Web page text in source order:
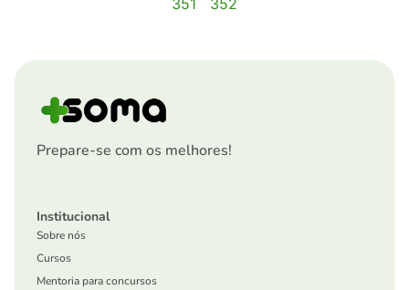
351
352
Prepare-se com os melhores!
Institucional
Sobre nós
Cursos
Mentoria para concursos